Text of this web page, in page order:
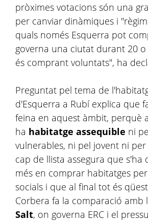
pròximes votacions són una
per canviar dinàmiques i
quals només Esquerra pot
governa una ciutat durant 20 o
és comprant voluntats", ha
Preguntat pel tema de
d'Esquerra a Rubí explica que
feina en aquest àmbit, perquè
ha habitatge assequible ni
vulnerables, ni pel jovent ni per
cap de llista assegura que s'ha
més en comprar habitatges
socials i que al final tot és
Corbera fa la comparació amb
Salt, on governa ERC i el